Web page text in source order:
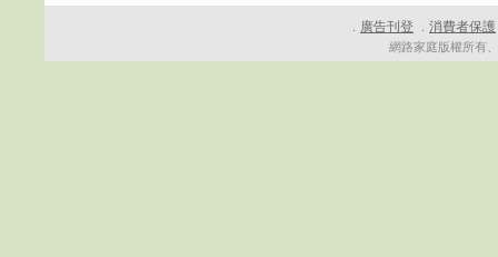
． 廣告刊登 ． 消費者保護
網路家庭版權所有